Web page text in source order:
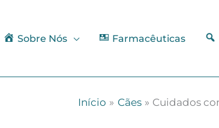
Sobre Nós Farmacêuticas
Início Cães Cuidados